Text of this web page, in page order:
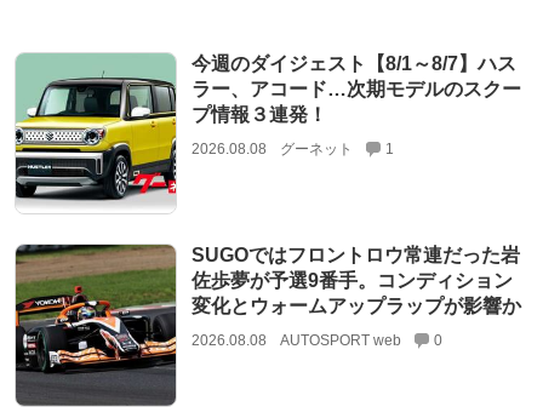
今週のダイジェスト【8/1～8/7】ハス
ラー、アコード…次期モデルのスクー
プ情報３連発！
2026.08.08 グーネット 1
SUGOではフロントロウ常連だった岩
佐歩夢が予選9番手。コンディション
変化とウォームアップラップが影響か
2026.08.08 AUTOSPORT web 0